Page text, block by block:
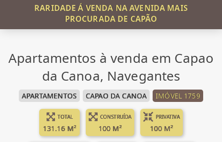
RARIDADE Á VENDA NA AVENIDA MAIS
PROCURADA DE CAPÃO
Apartamentos à venda em Capao
da Canoa, Navegantes
APARTAMENTOS CAPAO DA CANOA IMÓVEL 1759
TOTAL
131.16 M²
CONSTRUÍDA
100 M²
PRIVATIVA
100 M²